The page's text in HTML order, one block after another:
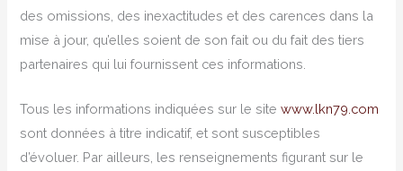
des omissions, des inexactitudes et des carences dans la
mise à jour, qu’elles soient de son fait ou du fait des tiers
partenaires qui lui fournissent ces informations.
Tous les informations indiquées sur le sitewww.lkn79.com
sont données à titre indicatif, et sont susceptibles
d’évoluer. Par ailleurs, les renseignements figurant sur le